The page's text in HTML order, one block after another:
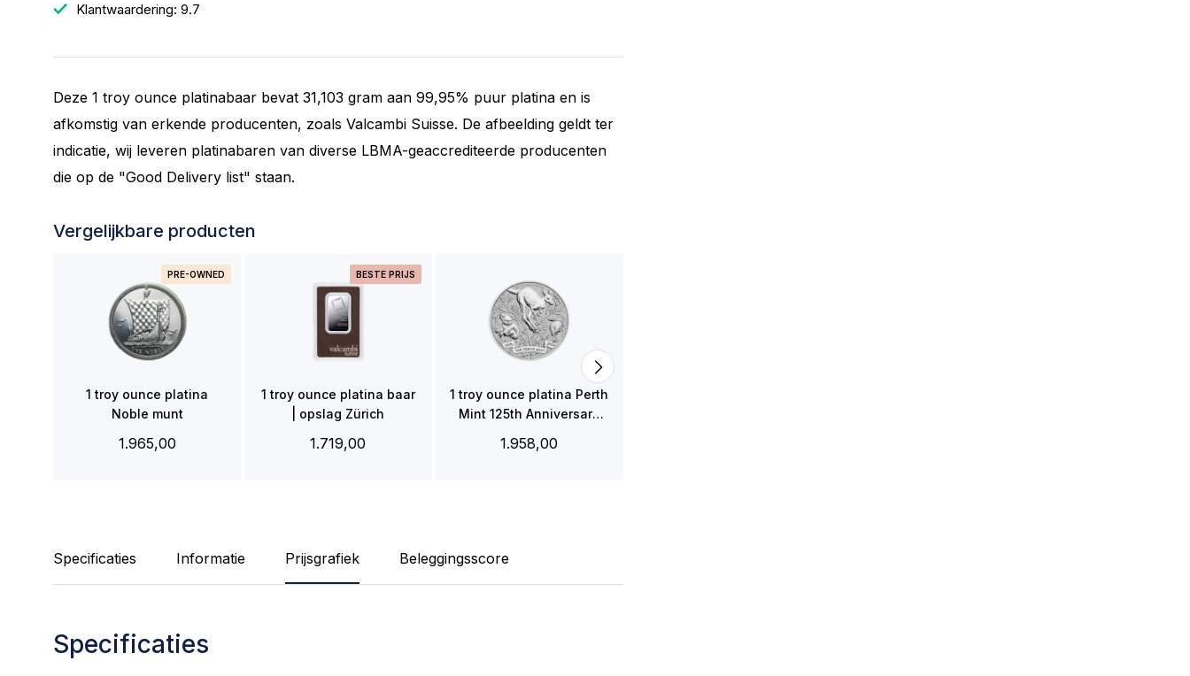
Klantwaardering: 9.7
Deze 1 troy ounce platinabaar bevat 31,103 gram aan 99,95% puur platina en is
afkomstig van erkende producenten, zoals Valcambi Suisse. De afbeelding geldt ter
indicatie, wij leveren platinabaren van diverse LBMA-geaccrediteerde producenten
die op de "Good Delivery list" staan.
Vergelijkbare producten
PRE-OWNED
1 troy ounce platina
Noble munt
1.965,00
BESTE PRIJS
1 troy ounce platina baar
| opslag Zürich
1.719,00
1 troy ounce platina Perth
Mint 125th Anniversary
1.958,00
Specificaties Informatie Prijsgrafiek Beleggingsscore
Specificaties